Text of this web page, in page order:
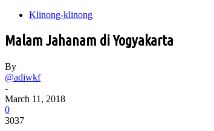
Klinong-klinong
Malam Jahanam di Yogyakarta
By
@adiwkf
-
March 11, 2018
0
3037